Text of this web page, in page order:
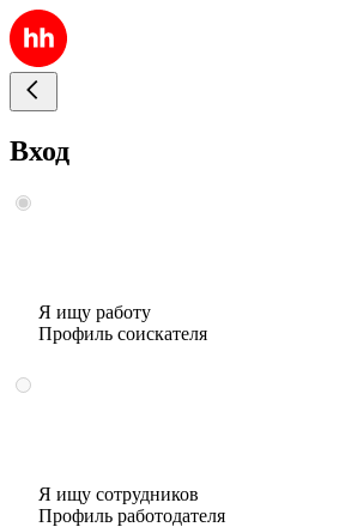
Вход
Я ищу работу
Профиль соискателя
Я ищу сотрудников
Профиль работодателя